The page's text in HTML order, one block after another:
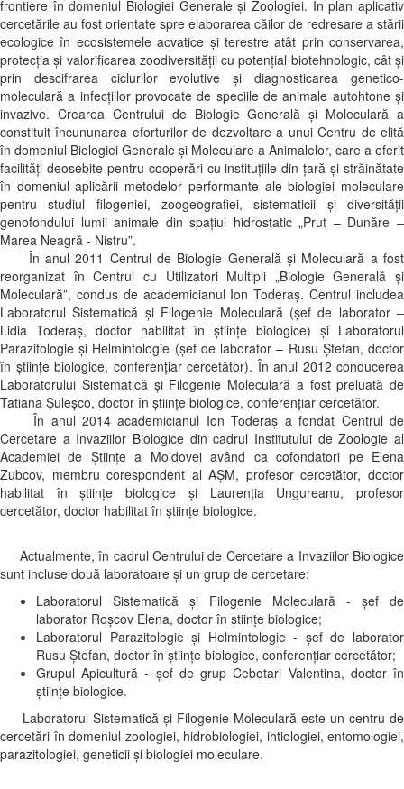
frontiere în domeniul Biologiei Generale şi Zoologiei. În plan aplicativ
cercetările au fost orientate spre elaborarea căilor de redresare a stării
ecologice în ecosistemele acvatice şi terestre atât prin conservarea,
protecţia şi valorificarea zoodiversităţii cu potenţial biotehnologic, cât şi
prin descifrarea ciclurilor evolutive şi diagnosticarea genetico-
moleculară a infecţiilor provocate de speciile de animale autohtone şi
invazive. Crearea Centrului de Biologie Generală şi Moleculară a
constituit încununarea eforturilor de dezvoltare a unui Centru de elită
în domeniul Biologiei Generale şi Moleculare a Animalelor, care a oferit
facilități deosebite pentru cooperări cu instituțiile din ţară şi străinătate
în domeniul aplicării metodelor performante ale biologiei moleculare
pentru studiul filogeniei, zoogeografiei, sistematicii şi diversității
genofondului lumii animale din spațiul hidrostatic „Prut – Dunăre –
Marea Neagră - Nistru”.
În anul 2011 Centrul de Biologie Generală și Moleculară a fost
reorganizat în Centrul cu Utilizatori Multipli „Biologie Generală și
Moleculară”, condus de academicianul Ion Toderaș. Centrul includea
Laboratorul Sistematică și Filogenie Moleculară (șef de laborator –
Lidia Toderaș, doctor habilitat în științe biologice) și Laboratorul
Parazitologie și Helmintologie (șef de laborator – Rusu Ștefan, doctor
în științe biologice, conferențiar cercetător). În anul 2012 conducerea
Laboratorului Sistematică și Filogenie Moleculară a fost preluată de
Tatiana Șuleșco, doctor în științe biologice, conferențiar cercetător.
În anul 2014 academicianul Ion Toderaș a fondat Centrul de
Cercetare a Invaziilor Biologice din cadrul Institutului de Zoologie al
Academiei de Științe a Moldovei având ca cofondatori pe Elena
Zubcov, membru corespondent al AȘM, profesor cercetător, doctor
habilitat în științe biologice și Laurenția Ungureanu, profesor
cercetător, doctor habilitat în științe biologice.
Actualmente, în cadrul Centrului de Cercetare a Invaziilor Biologice
sunt incluse două laboratoare și un grup de cercetare:
Laboratorul Sistematică şi Filogenie Moleculară - șef de
laborator Roșcov Elena, doctor în științe biologice;
Laboratorul Parazitologie și Helmintologie - șef de laborator
Rusu Ștefan, doctor în științe biologice, conferențiar cercetător;
Grupul Apicultură - șef de grup Cebotari Valentina, doctor în
științe biologice.
Laboratorul Sistematică şi Filogenie Moleculară este un centru de
cercetări în domeniul zoologiei, hidrobiologiei, ihtiologiei, entomologiei,
parazitologiei, geneticii și biologiei moleculare.